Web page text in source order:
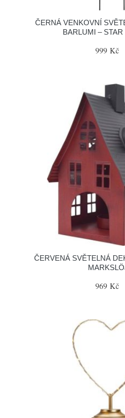
ČERNÁ VENKOVNÍ
BARLUMI –
999 Kč
ČERVENÁ SVĚTELNÁ
969 Kč